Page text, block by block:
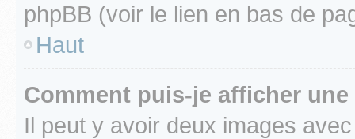
phpBB (voir le lien en bas de
Haut
Comment puis-je afficher
Il peut y avoir deux images